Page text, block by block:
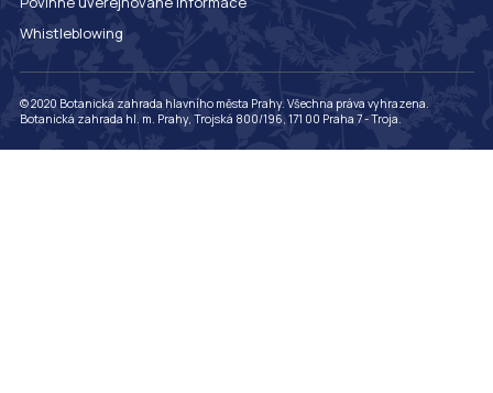
Whistleblowing
© 2020 Botanická zahrada hlavního města Prahy. Všechna práva vyhrazena.
Botanická zahrada hl. m. Prahy, Trojská 800/196, 171 00 Praha 7 - Troja.